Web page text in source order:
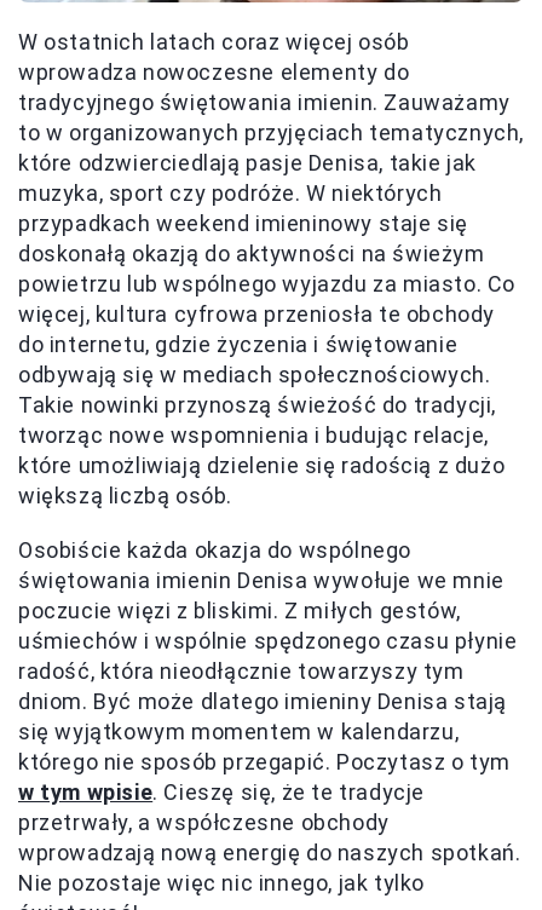
W ostatnich latach coraz więcej osób
wprowadza nowoczesne elementy do
tradycyjnego świętowania imienin. Zauważamy
to w organizowanych przyjęciach tematycznych,
które odzwierciedlają pasje Denisa, takie jak
muzyka, sport czy podróże. W niektórych
przypadkach weekend imieninowy staje się
doskonałą okazją do aktywności na świeżym
powietrzu lub wspólnego wyjazdu za miasto. Co
więcej, kultura cyfrowa przeniosła te obchody
do internetu, gdzie życzenia i świętowanie
odbywają się w mediach społecznościowych.
Takie nowinki przynoszą świeżość do tradycji,
tworząc nowe wspomnienia i budując relacje,
które umożliwiają dzielenie się radością z dużo
większą liczbą osób.
Osobiście każda okazja do wspólnego
świętowania imienin Denisa wywołuje we mnie
poczucie więzi z bliskimi. Z miłych gestów,
uśmiechów i wspólnie spędzonego czasu płynie
radość, która nieodłącznie towarzyszy tym
dniom. Być może dlatego imieniny Denisa stają
się wyjątkowym momentem w kalendarzu,
którego nie sposób przegapić. Poczytasz o tym
w tym wpisie. Cieszę się, że te tradycje
przetrwały, a współczesne obchody
wprowadzają nową energię do naszych spotkań.
Nie pozostaje więc nic innego, jak tylko